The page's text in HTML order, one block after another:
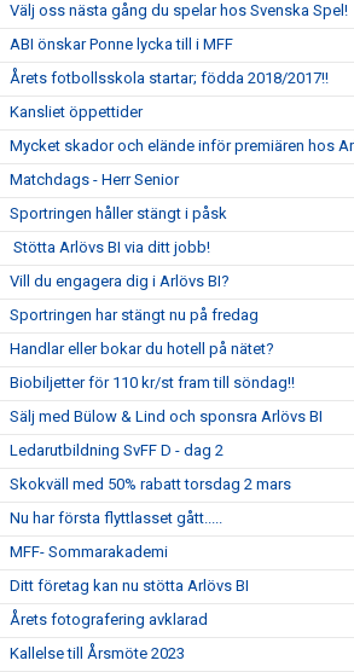
Välj oss nästa gång du spelar hos Svenska Spel!
ABI önskar Ponne lycka till i MFF
Årets fotbollsskola startar; födda 2018/2017!!
Kansliet öppettider
Mycket skador och elände inför premiären hos
Matchdags - Herr Senior
Sportringen håller stängt i påsk
Stötta Arlövs BI via ditt jobb!
Vill du engagera dig i Arlövs BI?
Sportringen har stängt nu på fredag
Handlar eller bokar du hotell på nätet?
Biobiljetter för 110 kr/st fram till söndag!!
Sälj med Bülow & Lind och sponsra Arlövs BI
Ledarutbildning SvFF D - dag 2
Skokväll med 50% rabatt torsdag 2 mars
Nu har första flyttlasset gått.....
MFF- Sommarakademi
Ditt företag kan nu stötta Arlövs BI
Årets fotografering avklarad
Kallelse till Årsmöte 2023